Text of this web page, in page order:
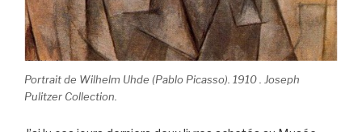
Portrait de Wilhelm Uhde (Pablo Picasso). 1910 . Joseph
Pulitzer Collection.